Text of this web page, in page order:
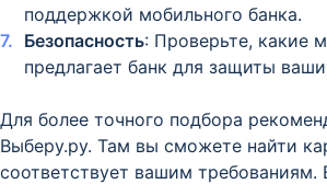
поддержкой мобильного банка.
Безопасность: Проверьте, какие
предлагает банк для защиты
Для более точного подбора
Выберу.ру. Там вы сможете найти
соответствует вашим требованиям.